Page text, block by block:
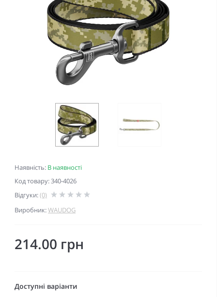
Наявність: В наявності
Код товару: 340-4026
Відгуки:(0)
Виробник:WAUDOG
214.00 грн
Доступні варіанти